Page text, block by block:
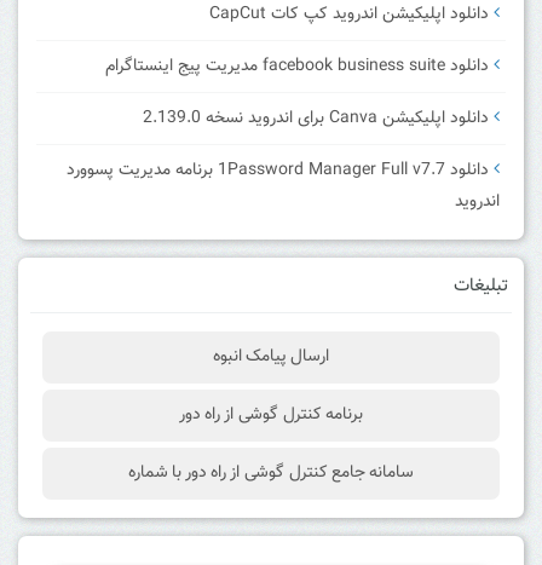
دانلود اپلیکیشن اندروید کپ کات CapCut
دانلود facebook business suite مدیریت پیج اینستاگرام
دانلود اپلیکیشن Canva برای اندروید نسخه 2.139.0
دانلود 1Password Manager Full v7.7 برنامه مدیریت پسوورد
اندروید
تبلیغات
ارسال پیامک انبوه
برنامه کنترل گوشی از راه دور
سامانه جامع کنترل گوشی از راه دور با شماره